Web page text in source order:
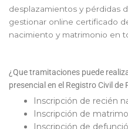
desplazamientos y pérdidas
gestionar online certificado
nacimiento y matrimonio en
¿Que tramitaciones puede
presencial en el Registro Civil de
Inscripción de recién
Inscripción de
Inscripción de